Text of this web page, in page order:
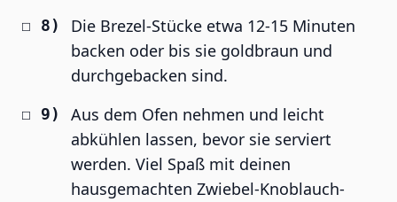
Die Brezel-Stücke etwa 12-15 Minuten
backen oder bis sie goldbraun und
durchgebacken sind.
Aus dem Ofen nehmen und leicht
abkühlen lassen, bevor sie serviert
werden. Viel Spaß mit deinen
hausgemachten Zwiebel-Knoblauch-